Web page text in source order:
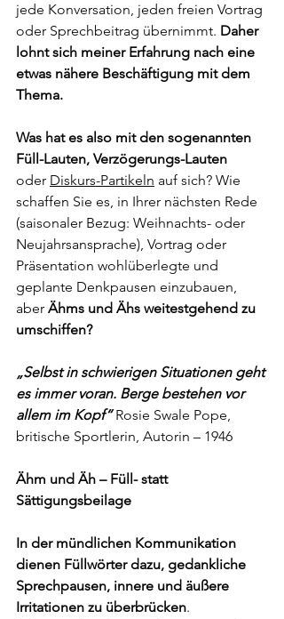
jede Konversation, jeden freien Vortrag
oder Sprechbeitrag übernimmt. Daher
lohnt sich meiner Erfahrung nach eine
etwas nähere Beschäftigung mit dem
Thema.
Was hat es also mit den sogenannten
Füll-Lauten, Verzögerungs-Lauten
oder Diskurs-Partikeln auf sich? Wie
schaffen Sie es, in Ihrer nächsten Rede
(saisonaler Bezug: Weihnachts- oder
Neujahrsansprache), Vortrag oder
Präsentation wohlüberlegte und
geplante Denkpausen einzubauen,
aber Ähms und Ähs weitestgehend zu
umschiffen?
„Selbst in schwierigen Situationen geht
es immer voran. Berge bestehen vor
allem im Kopf“ Rosie Swale Pope,
britische Sportlerin, Autorin – 1946
Ähm und Äh – Füll- statt
Sättigungsbeilage
In der mündlichen Kommunikation
dienen Füllwörter dazu, gedankliche
Sprechpausen, innere und äußere
Irritationen zu überbrücken.